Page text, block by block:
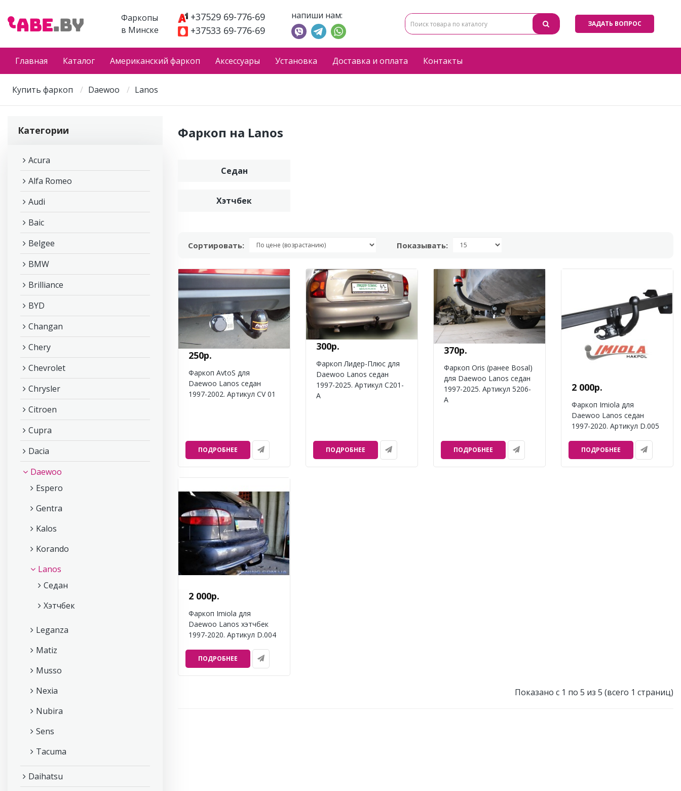
Фаркопы
в Минске
+37529 69-776-69
+37533 69-776-69
напиши нам:
ЗАДАТЬ ВОПРОС
Главная Каталог Американский фаркоп Аксессуары Установка Доставка и оплата Контакты
Купить фаркоп Daewoo Lanos
Категории
Acura
Alfa Romeo
Audi
Baic
Belgee
BMW
Brilliance
BYD
Changan
Chery
Chevrolet
Chrysler
Citroen
Cupra
Dacia
Daewoo
Espero
Gentra
Kalos
Korando
Lanos
Седан
Хэтчбек
Leganza
Matiz
Musso
Nexia
Nubira
Sens
Tacuma
Daihatsu
Фаркоп на Lanos
Седан
Хэтчбек
Сортировать: Показывать:
250р.
Фаркоп AvtoS для
Daewoo Lanos седан
1997-2002. Артикул CV 01
ПОДРОБНЕЕ
300р.
Фаркоп Лидер-Плюс для
Daewoo Lanos седан
1997-2025. Артикул C201-
A
ПОДРОБНЕЕ
370р.
Фаркоп Oris (ранее Bosal)
для Daewoo Lanos седан
1997-2025. Артикул 5206-
A
ПОДРОБНЕЕ
2 000р.
Фаркоп Imiola для
Daewoo Lanos седан
1997-2020. Артикул D.005
ПОДРОБНЕЕ
2 000р.
Фаркоп Imiola для
Daewoo Lanos хэтчбек
1997-2020. Артикул D.004
ПОДРОБНЕЕ
Показано с 1 по 5 из 5 (всего 1 страниц)